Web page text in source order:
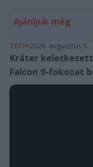
Ajánljuk még
TECH 2026. augusztus 5.
Kráter
Falcon 9-fokozat